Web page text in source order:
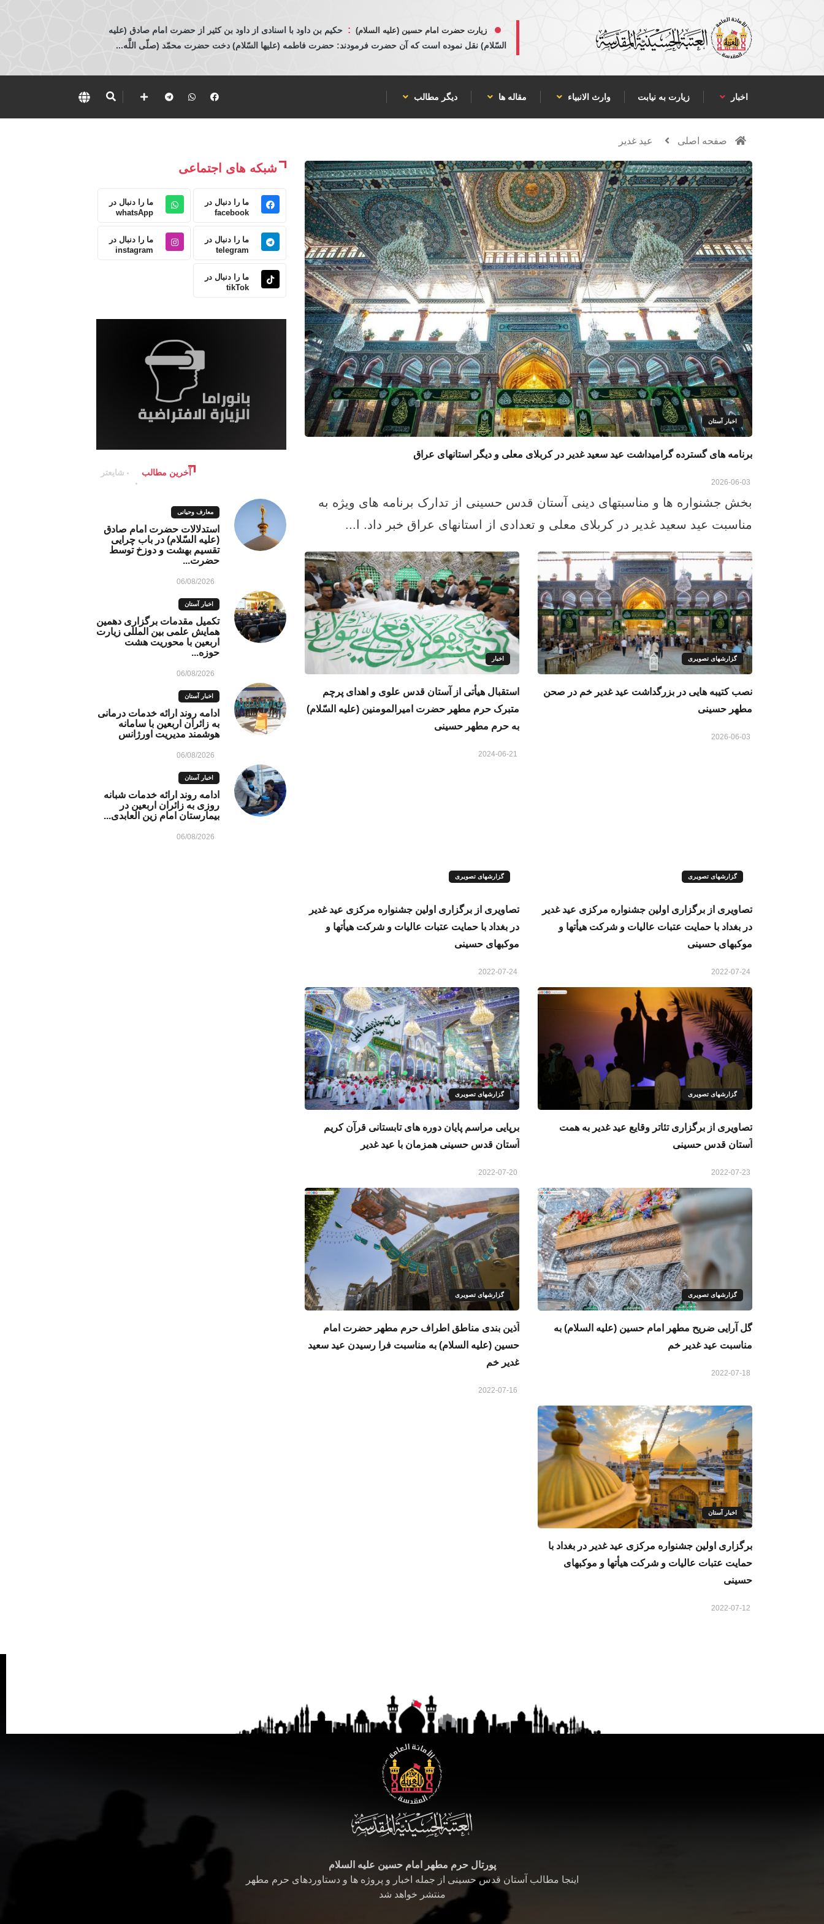
زیارت حضرت امام حسین (علیه السلام) : حكيم بن داود با اسنادی از داود بن كثير از حضرت امام صادق (عليه
السّلام) نقل نموده است كه آن حضرت فرمودند: حضرت فاطمه (عليها السّلام) دخت حضرت محمّد (صلّى اللَّه...
اخبار زیارت به نیابت وارث الانبياء مقاله ها دیگر مطالب
صفحه اصلی عید غدیر
اخبار آستان
برنامه‌ های گسترده گرامیداشت عید سعید غدیر در کربلای معلی و دیگر استانهای عراق
بخش جشنواره‌ ها و مناسبتهای دینی آستان قدس حسینی از تدارک برنامه‌ های ویژه به
مناسبت عید سعید غدیر در کربلای معلی و تعدادی از استانهای عراق خبر داد. ا...
گزارشهای تصویری
نصب کتیبه‌ هایی در بزرگداشت عید غدیر خم در صحن
مطهر حسینی
اخبار
استقبال هیأتی از آستان قدس علوی و اهدای پرچم
متبرک حرم مطهر حضرت امیرالمومنین (علیه السّلام)
به حرم مطهر حسینی
گزارشهای تصویری
تصاویری از برگزاری اولین جشنواره مرکزی عید غدیر
در بغداد با حمایت عتبات عالیات و شرکت هیأتها و
موکبهای حسینی
گزارشهای تصویری
تصاویری از برگزاری اولین جشنواره مرکزی عید غدیر
در بغداد با حمایت عتبات عالیات و شرکت هیأتها و
موکبهای حسینی
گزارشهای تصویری
تصاویری از برگزاری تئاتر وقایع عید غدیر به همت
آستان قدس حسینی
گزارشهای تصویری
برپایی مراسم پایان دوره های تابستانی قرآن کریم
آستان قدس حسینی همزمان با عید غدیر
گزارشهای تصویری
گل آرایی ضریح مطهر امام حسین (علیه السلام) به
مناسبت عید غدیر خم
گزارشهای تصویری
آذین بندی مناطق اطراف حرم مطهر حضرت امام
حسین (علیه السلام) به مناسبت فرا رسیدن عید سعید
غدیر خم
اخبار آستان
برگزاری اولین جشنواره مرکزی عید غدیر در بغداد با
حمایت عتبات عالیات و شرکت هیأتها و موکبهای
حسینی
شبکه های اجتماعی
ما را دنبال در
facebook
ما را دنبال در
whatsApp
ما را دنبال در
telegram
ما را دنبال در
instagram
ما را دنبال در
tikTok
آخرین مطالب شایعتر
معارف وحیانی
استدلالات حضرت امام صادق
(علیه السّلام) در باب چرایی
تقسیم بهشت و دوزخ توسط
حضرت...
06/08/2026
اخبار آستان
تکمیل مقدمات برگزاری دهمین
همایش علمی بین المللی زیارت
اربعین با محوریت هشت
حوزه...
06/08/2026
اخبار آستان
ادامه روند ارائه خدمات درمانی
به زائران اربعین با سامانه
هوشمند مدیریت اورژانس
06/08/2026
اخبار آستان
ادامه روند ارائه خدمات شبانه
روزی به زائران اربعین در
بیمارستان امام زین العابدی...
06/08/2026
پورتال حرم مطهر امام حسین علیه السلام
اینجا مطالب آستان قدس حسینی از جمله اخبار و پروژه ها و دستاوردهای حرم مطهر
منتشر خواهد شد